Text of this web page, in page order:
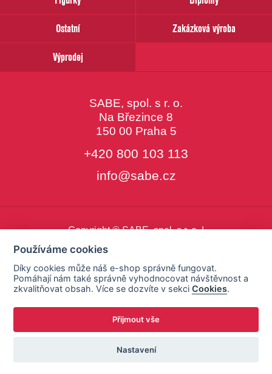
Ostatní
Zakázková výroba
Výprodej
SABE, spol. s r. o.
Na Březince 8
150 00 Praha 5
+420 800 103 113
info@sabe.cz
Copyright © SABE, spol. s r. o. |
Používáme cookies
Díky cookies může náš e-shop správně fungovat.
Pomáhají nám také správně vyhodnocovat návštěvnost a
zkvalitňovat obsah. Více se dozvíte v sekciCookies.
Přijmout vše
Nastavení